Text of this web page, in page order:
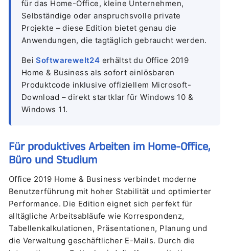
für das Home-Office, kleine Unternehmen,
Selbständige oder anspruchsvolle private
Projekte – diese Edition bietet genau die
Anwendungen, die tagtäglich gebraucht werden.
BeiSoftwarewelt24 erhältst du Office 2019
Home & Business als sofort einlösbaren
Produktcode inklusive offiziellem Microsoft-
Download – direkt startklar für Windows 10 &
Windows 11.
Für produktives Arbeiten im Home-Office,
Büro und Studium
Office 2019 Home & Business verbindet moderne
Benutzerführung mit hoher Stabilität und optimierter
Performance. Die Edition eignet sich perfekt für
alltägliche Arbeitsabläufe wie Korrespondenz,
Tabellenkalkulationen, Präsentationen, Planung und
die Verwaltung geschäftlicher E-Mails. Durch die